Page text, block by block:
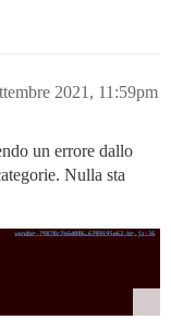
2021, 11:59pm
un errore dallo
Nulla sta